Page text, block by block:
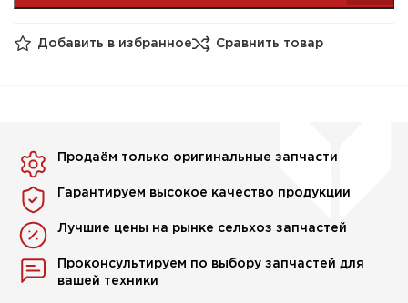
Добавить в избранное Сравнить товар
Продаём только оригинальные запчасти
Гарантируем высокое качество продукции
Лучшие цены на рынке сельхоз запчастей
Проконсультируем по выбору запчастей для
вашей техники